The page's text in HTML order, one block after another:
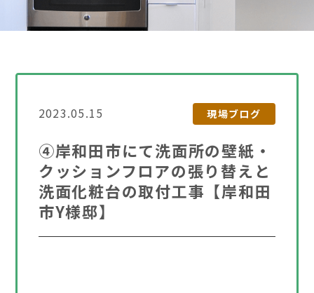
2023.05.15 現場ブログ
④岸和田市にて洗面所の壁紙・
クッションフロアの張り替えと
洗面化粧台の取付工事【岸和田
市Y様邸】